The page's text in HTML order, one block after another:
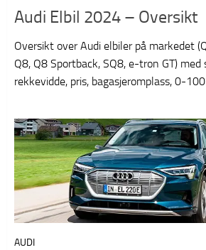
Audi Elbil 2024 – Oversikt
Oversikt over Audi elbiler på markedet
Q8, Q8 Sportback, SQ8, e-tron GT) med
rekkevidde, pris, bagasjeromplass, 0-
AUDI